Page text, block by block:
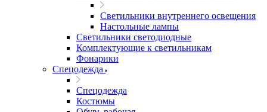
Светильники внутреннего освещения
Настольные лампы
Светильники светодиодные
Комплектующие к светильникам
Фонарики
Спецодежда
Спецодежда
Костюмы